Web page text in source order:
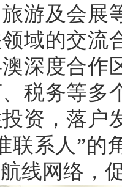
游及会展
域的交流
深度合作
税务等多
资，落户
联系人”的
线网络，